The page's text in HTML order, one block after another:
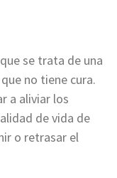
se trata de una
no tiene cura.
a aliviar los
de vida de
o retrasar el